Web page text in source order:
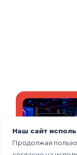
Наш сайт
Продолжая